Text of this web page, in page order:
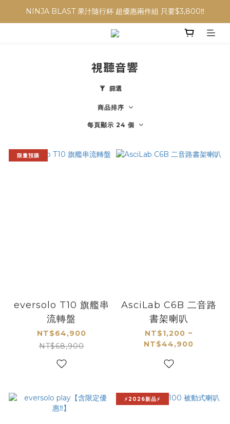
NINJA BLAST 果汁隨行杯 超優惠兩件組 只要$3,800‼️
NINJA BLAST 果汁隨行杯 超優惠兩件組 只要$3,800‼️
✨收藏經典， F接環鏡頭4折起✨
視聽音響
篩選
商品排序
每頁顯示 24 個
限量預購
eversolo T10 旗艦串
流轉盤
NT$64,900
NT$68,900
AsciLab C6B 二音路
書架喇叭
NT$1,200 ~
NT$44,900
⚡2026新品⚡